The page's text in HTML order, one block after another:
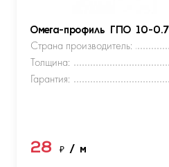
Омега-профиль ГПО 10-0.7
Страна производитель:
Толщина:
Гарантия:
28 ₽ / м